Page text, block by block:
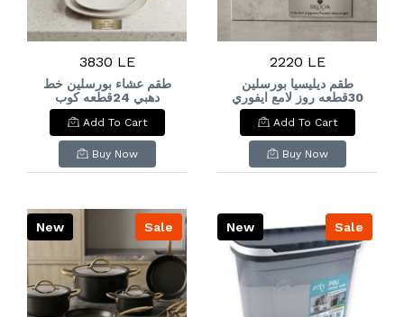
3830 LE
طقم عشاء بورسلين خط
دهبي 24قطعه كوب
كريميPorcelain dinner
set with gold trim,
24 pieces, cream-
colored cup
Add To Cart
Buy Now
2220 LE
طقم ديليسيا بورسلين
30قطعه روز لامع ايفوري
Delicia Porcelain Set,
30 Pieces, Rose Ivory
Glossy
Add To Cart
Buy Now
Sale
New Sale
New